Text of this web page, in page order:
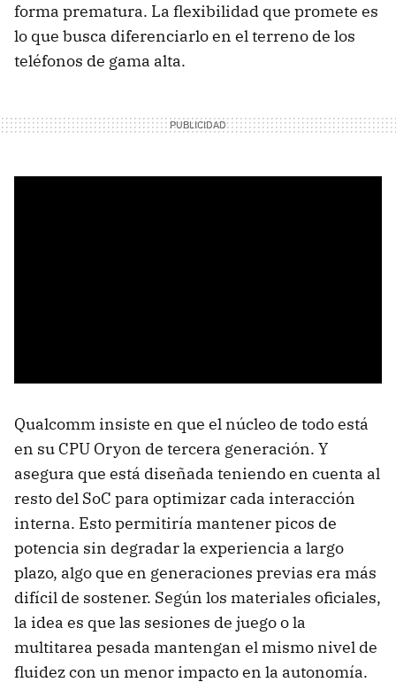
forma prematura. La flexibilidad que promete es
lo que busca diferenciarlo en el terreno de los
teléfonos de gama alta.
Qualcomm insiste en que el núcleo de todo está
en su CPU Oryon de tercera generación. Y
asegura que está diseñada teniendo en cuenta al
resto del SoC para optimizar cada interacción
interna. Esto permitiría mantener picos de
potencia sin degradar la experiencia a largo
plazo, algo que en generaciones previas era más
difícil de sostener. Según los materiales oficiales,
la idea es que las sesiones de juego o la
multitarea pesada mantengan el mismo nivel de
fluidez con un menor impacto en la autonomía.